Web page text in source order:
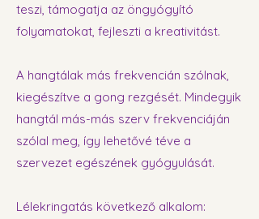
teszi, támogatja az öngyógyító
folyamatokat, fejleszti a kreativitást.
A hangtálak más frekvencián szólnak,
kiegészítve a gong rezgését. Mindegyik
hangtál más-más szerv frekvenciáján
szólal meg, így lehetővé téve a
szervezet egészének gyógyulását.
Lélekringatás következő alkalom: